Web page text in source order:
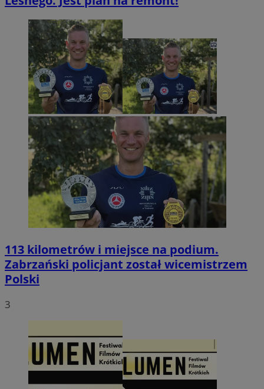
113 kilometrów i miejsce na podium.
Zabrzański policjant został wicemistrzem
Polski
3